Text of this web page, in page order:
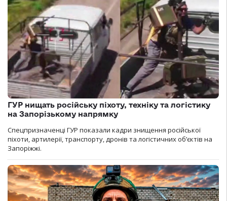
ГУР нищать російську піхоту, техніку та логістику
на Запорізькому напрямку
Спецпризначенці ГУР показали кадри знищення російської
піхоти, артилерії, транспорту, дронів та логістичних об’єктів на
Запоріжжі.